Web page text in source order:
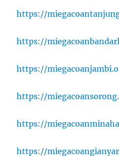
https://
https://
https://
https://
https://
https://